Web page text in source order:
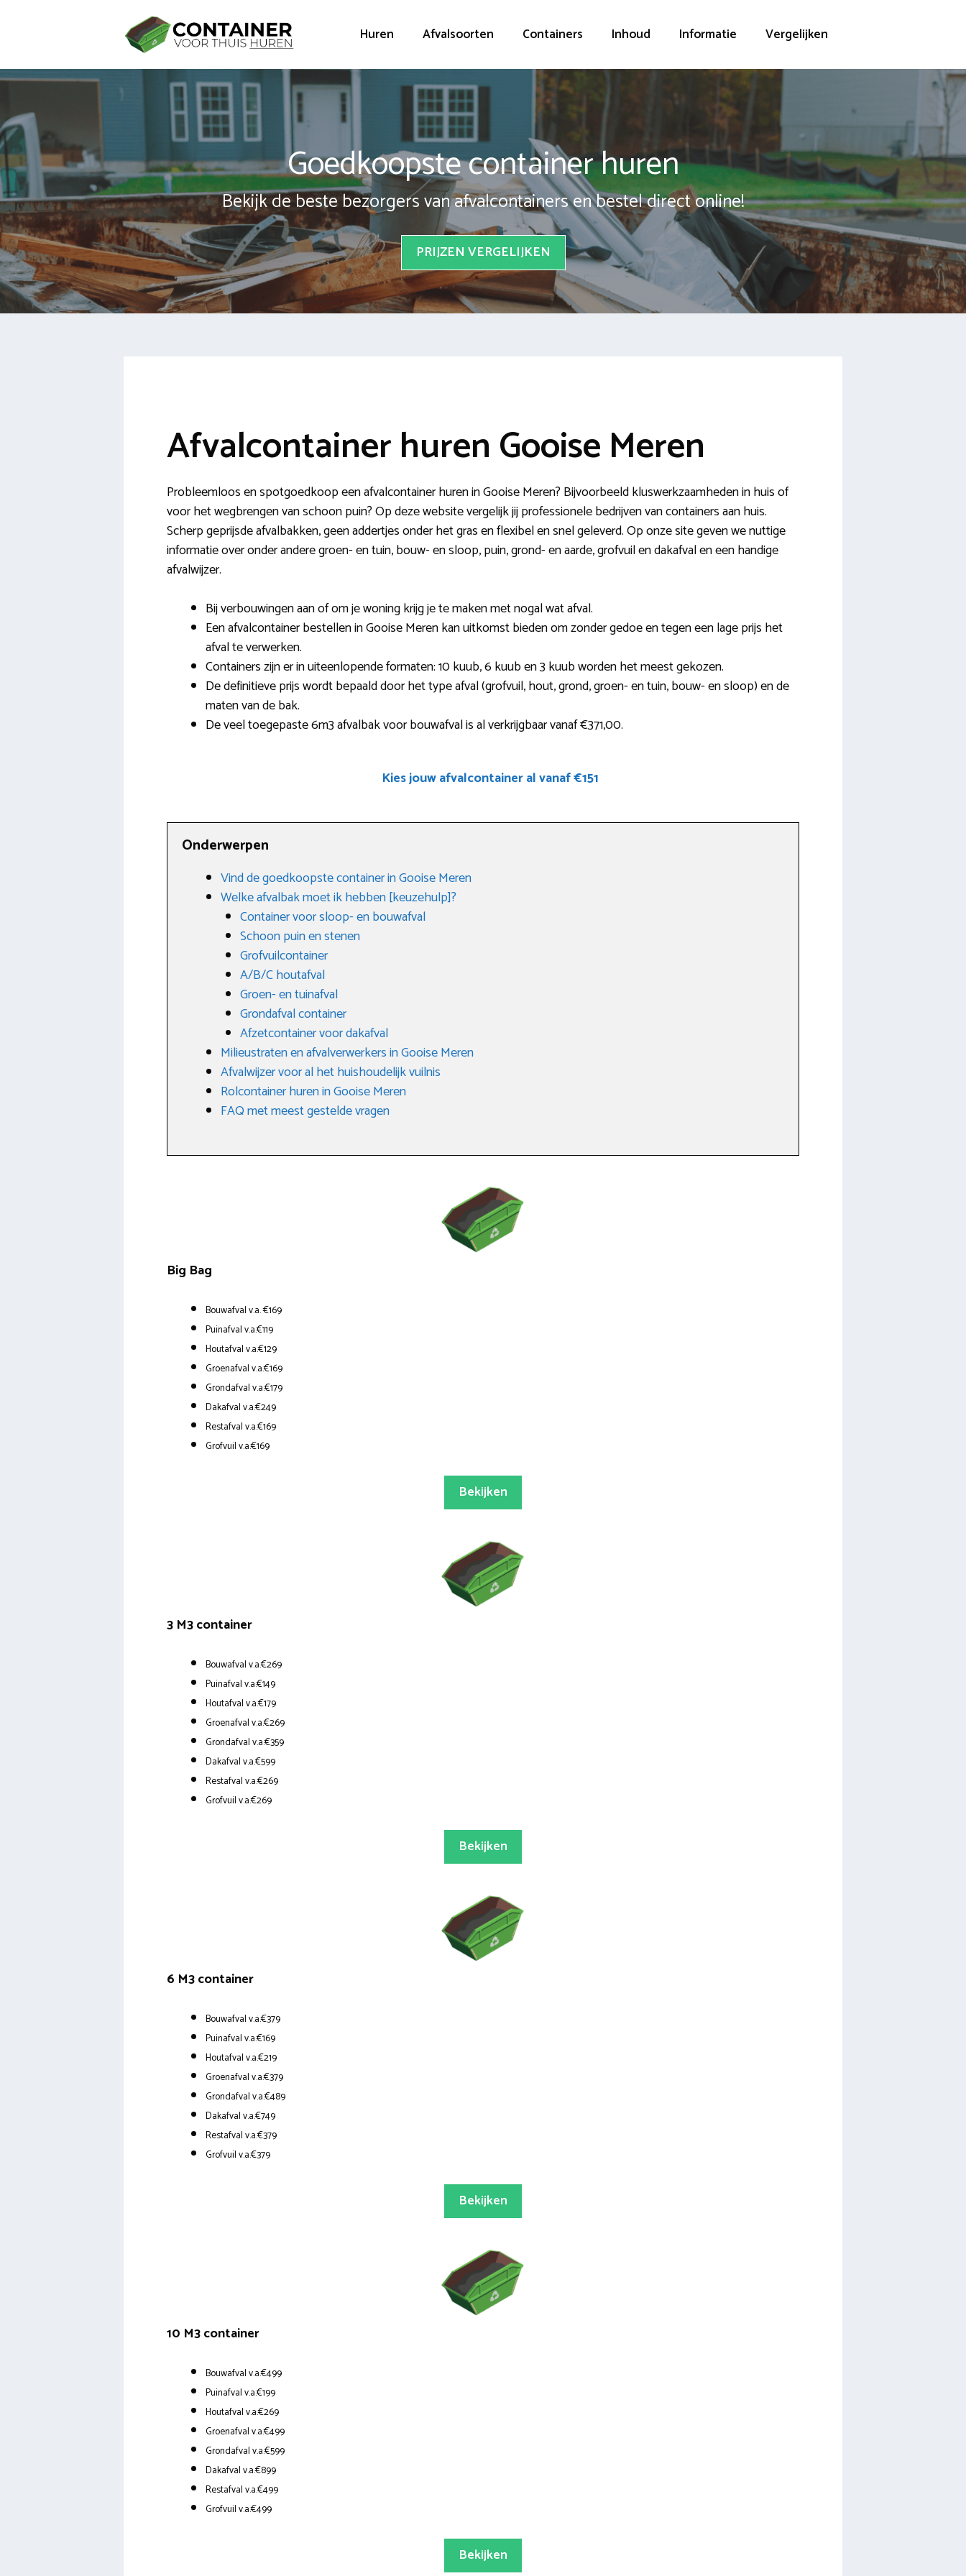
Huren Afvalsoorten Containers Inhoud Informatie Vergelijken
Goedkoopste container huren
Bekijk de beste bezorgers van afvalcontainers en bestel direct online!
PRIJZEN VERGELIJKEN
Afvalcontainer huren Gooise Meren
Probleemloos en spotgoedkoop een afvalcontainer huren in Gooise Meren? Bijvoorbeeld kluswerkzaamheden in huis of
voor het wegbrengen van schoon puin? Op deze website vergelijk jij professionele bedrijven van containers aan huis.
Scherp geprijsde afvalbakken, geen addertjes onder het gras en flexibel en snel geleverd. Op onze site geven we nuttige
informatie over onder andere groen- en tuin, bouw- en sloop, puin, grond- en aarde, grofvuil en dakafval en een handige
afvalwijzer.
Bij verbouwingen aan of om je woning krijg je te maken met nogal wat afval.
Een afvalcontainer bestellen in Gooise Meren kan uitkomst bieden om zonder gedoe en tegen een lage prijs het
afval te verwerken.
Containers zijn er in uiteenlopende formaten: 10 kuub, 6 kuub en 3 kuub worden het meest gekozen.
De definitieve prijs wordt bepaald door het type afval (grofvuil, hout, grond, groen- en tuin, bouw- en sloop) en de
maten van de bak.
De veel toegepaste 6m3 afvalbak voor bouwafval is al verkrijgbaar vanaf €371,00.
Kies jouw afvalcontainer al vanaf €151
Onderwerpen
Vind de goedkoopste container in Gooise Meren
Welke afvalbak moet ik hebben [keuzehulp]?
Container voor sloop- en bouwafval
Schoon puin en stenen
Grofvuilcontainer
A/B/C houtafval
Groen- en tuinafval
Grondafval container
Afzetcontainer voor dakafval
Milieustraten en afvalverwerkers in Gooise Meren
Afvalwijzer voor al het huishoudelijk vuilnis
Rolcontainer huren in Gooise Meren
FAQ met meest gestelde vragen
Big Bag
Bouwafval v.a. €169
Puinafval v.a.€119
Houtafval v.a.€129
Groenafval v.a.€169
Grondafval v.a.€179
Dakafval v.a.€249
Restafval v.a.€169
Grofvuil v.a.€169
Bekijken
3 M3 container
Bouwafval v.a.€269
Puinafval v.a.€149
Houtafval v.a.€179
Groenafval v.a.€269
Grondafval v.a.€359
Dakafval v.a.€599
Restafval v.a.€269
Grofvuil v.a.€269
Bekijken
6 M3 container
Bouwafval v.a.€379
Puinafval v.a.€169
Houtafval v.a.€219
Groenafval v.a.€379
Grondafval v.a.€489
Dakafval v.a.€749
Restafval v.a.€379
Grofvuil v.a.€379
Bekijken
10 M3 container
Bouwafval v.a.€499
Puinafval v.a.€199
Houtafval v.a.€269
Groenafval v.a.€499
Grondafval v.a.€599
Dakafval v.a.€899
Restafval v.a.€499
Grofvuil v.a.€499
Bekijken